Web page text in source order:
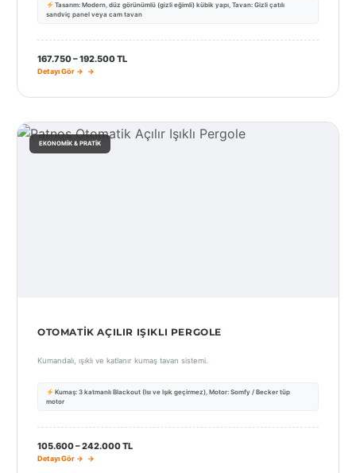
Tasarım: Modern, düz görünümlü (gizli eğimli) kübik yapı, Tavan: Gizli çatılı
sandviç panel veya cam tavan
167.750 – 192.500 TL
Detayı Gör →
EKONOMIK & PRATIK
OTOMATIK AÇILIR IŞIKLI PERGOLE
Kumandalı, ışıklı ve katlanır kumaş tavan sistemi.
Kumaş: 3 katmanlı Blackout (Isı ve Işık geçirmez), Motor: Somfy / Becker tüp
motor
105.600 – 242.000 TL
Detayı Gör →